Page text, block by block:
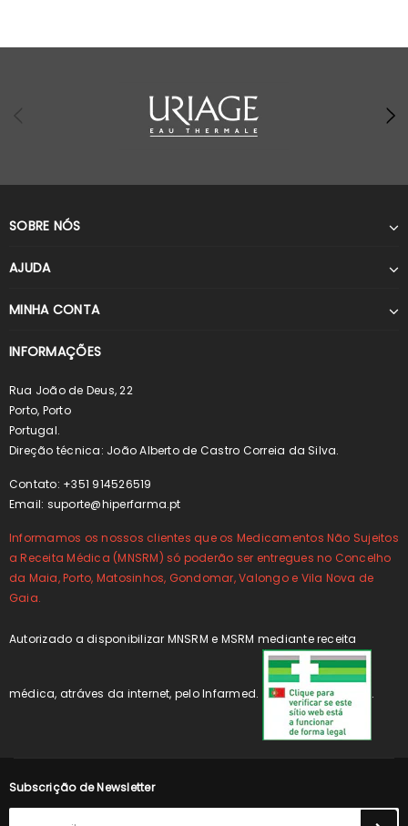
SOBRE NÓS
AJUDA
MINHA CONTA
INFORMAÇÕES
Rua João de Deus, 22
Porto, Porto
Portugal.
Direção técnica: João Alberto de Castro Correia da Silva.
Contato: +351 914526519
Email: suporte@hiperfarma.pt
Informamos os nossos clientes que os Medicamentos Não Sujeitos
a Receita Médica (MNSRM) só poderão ser entregues no Concelho
da Maia, Porto, Matosinhos, Gondomar, Valongo e Vila Nova de
Gaia.
Autorizado a disponibilizar MNSRM e MSRM mediante receita
médica, atráves da internet, pelo Infarmed. .
Subscrição de Newsletter